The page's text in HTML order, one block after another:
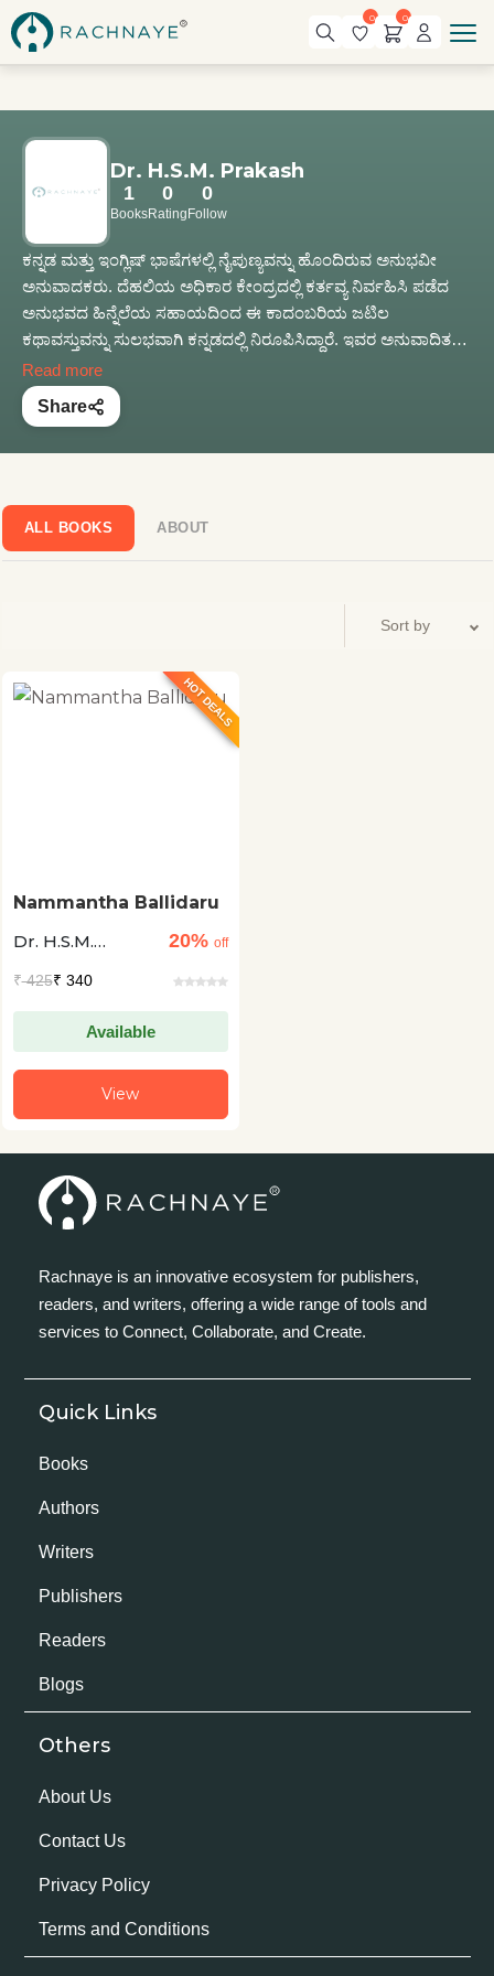
0 0
Dr. H.S.M. Prakash
1
Books
0
Rating
0
Follow
ಕನ್ನಡ ಮತ್ತು ಇಂಗ್ಲಿಷ್ ಭಾಷೆಗಳಲ್ಲಿ ನೈಪುಣ್ಯವನ್ನು ಹೊಂದಿರುವ ಅನುಭವೀ
ಅನುವಾದಕರು. ದೆಹಲಿಯ ಅಧಿಕಾರ ಕೇಂದ್ರದಲ್ಲಿ ಕರ್ತವ್ಯ ನಿರ್ವಹಿಸಿ ಪಡೆದ
ಅನುಭವದ ಹಿನ್ನೆಲೆಯ ಸಹಾಯದಿಂದ ಈ ಕಾದಂಬರಿಯ ಜಟಿಲ
ಕಥಾವಸ್ತುವನ್ನು ಸುಲಭವಾಗಿ ಕನ್ನಡದಲ್ಲಿ ನಿರೂಪಿಸಿದ್ದಾರೆ. ಇವರ ಅನುವಾದಿತ
ಈಶಾನ್ಯ ಭಾರತದ ಕಥಾ ಸಂಕಲನ Earth Songs ಕೃತಿಯನ್ನು 'ಭೂಮಿ
ಗೀತೆಗಳು' ಎಂಬ ಹೆಸರಿನಲ್ಲಿ ಕೇಂದ್ರ ಸಾಹಿತ್ಯ ಅಕಾದೆಮಿ ಪ್ರಕಟಿಸಿದೆ.
ನಾಗಾಲ್ಯಾಂಡಿನ ಸಂಘರ್ಷದ ಚಿತ್ರಣವಾದ 'ಈ ಬೆಟ್ಟಗಳೇ ನಮ್ಮ ಮನೆಗಳು',
ಒಳಗೊಂಡಂತೆ ಇವರ 45 ಅನುವಾದಿತ ಕೃತಿಗಳು ಪ್ರಕಟವಾಗಿವೆ.
Read more
Share
ALL BOOKS ABOUT
HOT DEALS
Nammantha Ballidaru
Dr. H.S.M.
20% off
₹425₹ 340
Available
View
Rachnaye is an innovative ecosystem for publishers,
readers, and writers, offering a wide range of tools and
services to Connect, Collaborate, and Create.
Quick Links
Books
Authors
Writers
Publishers
Readers
Blogs
Others
About Us
Contact Us
Privacy Policy
Terms and Conditions